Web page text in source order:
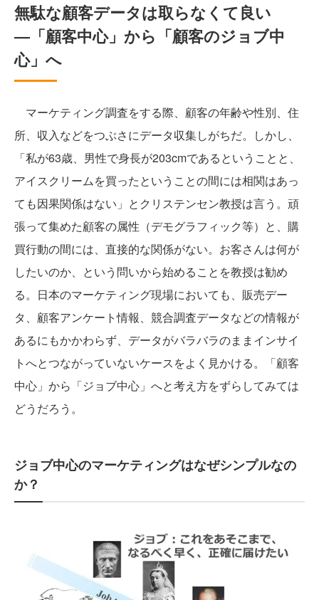
無駄な顧客データは取らなくて良い
―「顧客中心」から「顧客のジョブ中
心」へ
マーケティング調査をする際、顧客の年齢や性別、住
所、収入などをつぶさにデータ収集しがちだ。しかし、
「私が63歳、男性で身長が203cmであるということと、
アイスクリームを買ったということの間には相関はあっ
ても因果関係はない」とクリステンセン教授は言う。頑
張って集めた顧客の属性（デモグラフィック等）と、購
買行動の間には、直接的な関係がない。お客さんは何が
したいのか、という問いから始めることを教授は勧め
る。日本のマーケティング現場においても、販売デー
タ、顧客アンケート情報、競合調査データなどの情報が
あるにもかかわらず、データがバラバラのままインサイ
トへとつながっていないケースをよく見かける。「顧客
中心」から「ジョブ中心」へと考え方をずらしてみては
どうだろう。
ジョブ中心のマーケティングはなぜシンプルなの
か？